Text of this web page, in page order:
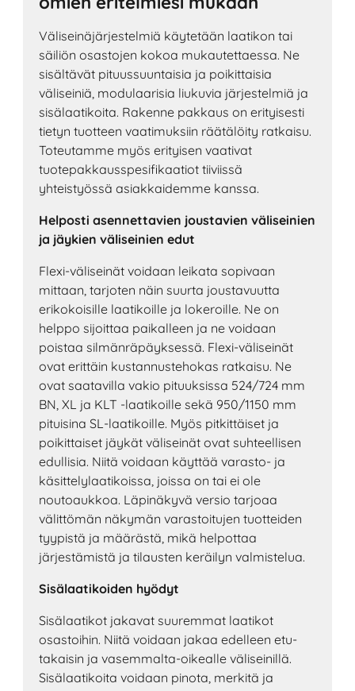
Väliseinäjärjestelmiä käytetään laatikon tai
säiliön osastojen kokoa mukautettaessa. Ne
sisältävät pituussuuntaisia ja poikittaisia
väliseiniä, modulaarisia liukuvia järjestelmiä ja
sisälaatikoita. Rakenne pakkaus on erityisesti
tietyn tuotteen vaatimuksiin räätälöity ratkaisu.
Toteutamme myös erityisen vaativat
tuotepakkausspesifikaatiot tiiviissä
yhteistyössä asiakkaidemme kanssa.
Helposti asennettavien joustavien väliseinien
ja jäykien väliseinien edut
Flexi-väliseinät voidaan leikata sopivaan
mittaan, tarjoten näin suurta joustavuutta
erikokoisille laatikoille ja lokeroille. Ne on
helppo sijoittaa paikalleen ja ne voidaan
poistaa silmänräpäyksessä. Flexi-väliseinät
ovat erittäin kustannustehokas ratkaisu. Ne
ovat saatavilla vakio pituuksissa 524/724 mm
BN, XL ja KLT -laatikoille sekä 950/1150 mm
pituisina SL-laatikoille. Myös pitkittäiset ja
poikittaiset jäykät väliseinät ovat suhteellisen
edullisia. Niitä voidaan käyttää varasto- ja
käsittelylaatikoissa, joissa on tai ei ole
noutoaukkoa. Läpinäkyvä versio tarjoaa
välittömän näkymän varastoitujen tuotteiden
tyypistä ja määrästä, mikä helpottaa
järjestämistä ja tilausten keräilyn valmistelua.
Sisälaatikoiden hyödyt
Sisälaatikot jakavat suuremmat laatikot
osastoihin. Niitä voidaan jakaa edelleen etu-
takaisin ja vasemmalta-oikealle väliseinillä.
Sisälaatikoita voidaan pinota, merkitä ja